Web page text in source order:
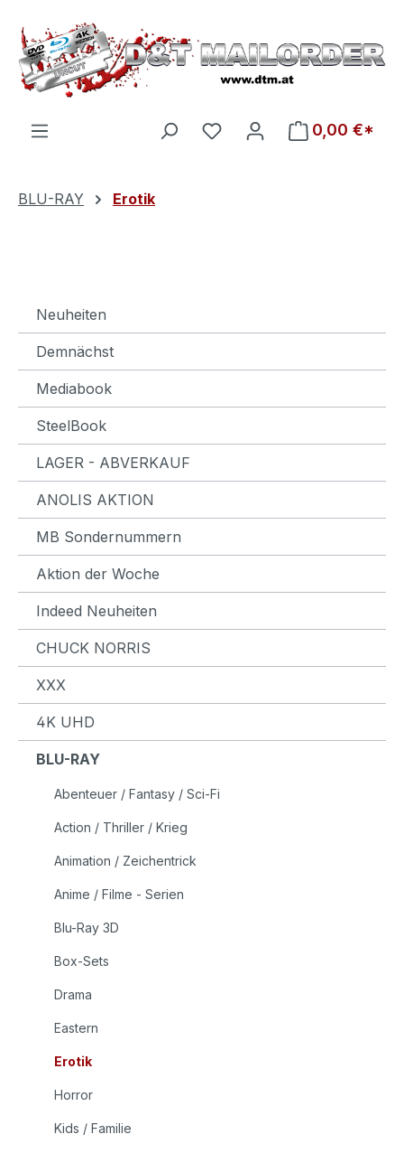
Zum Hauptinhalt springen
Du hast 0 Produkte auf
0,00 €*
BLU-RAY Erotik
Neuheiten
Demnächst
Mediabook
SteelBook
LAGER - ABVERKAUF
ANOLIS AKTION
MB Sondernummern
Aktion der Woche
Indeed Neuheiten
CHUCK NORRIS
XXX
4K UHD
BLU-RAY
Abenteuer / Fantasy / Sci-Fi
Action / Thriller / Krieg
Animation / Zeichentrick
Anime / Filme - Serien
Blu-Ray 3D
Box-Sets
Drama
Eastern
Erotik
Horror
Kids / Familie